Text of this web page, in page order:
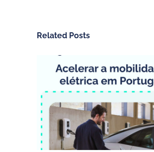
Related Posts